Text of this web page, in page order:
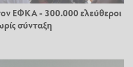
ΕΦΚΑ - 300.000 ελεύθεροι
σύνταξη